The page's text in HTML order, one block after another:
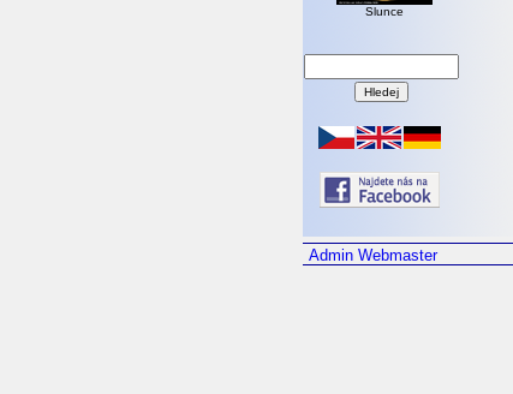
Slunce
Admin Webmaster